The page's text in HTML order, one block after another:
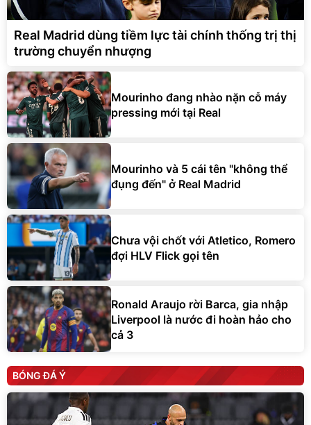
Real Madrid dùng tiềm lực tài chính thống trị thị
trường chuyển nhượng
Mourinho đang nhào nặn cỗ máy
pressing mới tại Real
Mourinho và 5 cái tên "không thể
đụng đến" ở Real Madrid
Chưa vội chốt với Atletico, Romero
đợi HLV Flick gọi tên
Ronald Araujo rời Barca, gia nhập
Liverpool là nước đi hoàn hảo cho
cả 3
BÓNG ĐÁ Ý